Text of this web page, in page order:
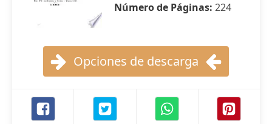
Número de Páginas: 224
Opciones de descarga